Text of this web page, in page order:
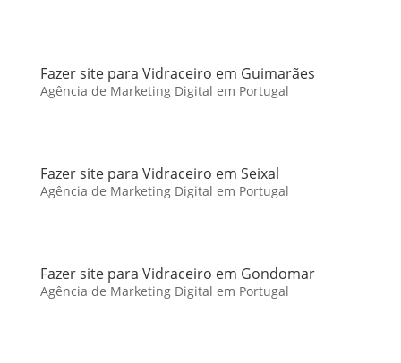
Fazer site para Vidraceiro em Guimarães
Agência de Marketing Digital em Portugal
Fazer site para Vidraceiro em Seixal
Agência de Marketing Digital em Portugal
Fazer site para Vidraceiro em Gondomar
Agência de Marketing Digital em Portugal